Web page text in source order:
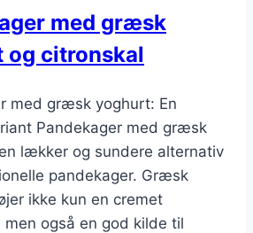
med græsk
og citronskal
med græsk yoghurt: En
Pandekager med græsk
lækker og sundere alternativ
pandekager. Græsk
ikke kun en cremet
men også en god kilde til